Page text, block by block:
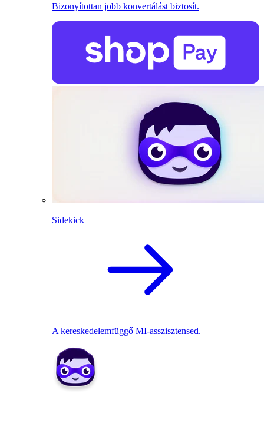
Bizonyítottan jobb konvertálást biztosít.
Sidekick
A kereskedelemfüggő MI-asszisztensed.